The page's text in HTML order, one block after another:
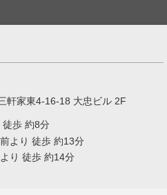
軒家東4-16-18 大忠ビル 2F
徒歩 約8分
より 徒歩 約13分
り 徒歩 約14分